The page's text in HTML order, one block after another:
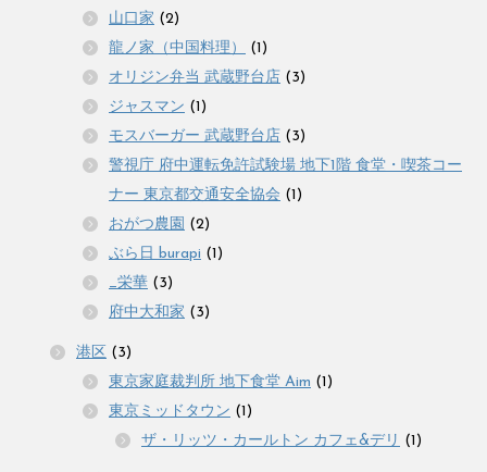
山口家 (2)
龍ノ家（中国料理）
(1)
オリジン弁当 武蔵野台店 (3)
ジャスマン (1)
モスバーガー 武蔵野台店 (3)
警視庁 府中運転免許試験場 地下1階 食堂・喫茶コー
ナー 東京都交通安全協会 (1)
おがつ農園 (2)
ぶら日 burapi (1)
_栄華 (3)
府中大和家 (3)
港区 (3)
東京家庭裁判所 地下食堂 Aim (1)
東京ミッドタウン (1)
ザ・リッツ・カールトン カフェ&デリ (1)